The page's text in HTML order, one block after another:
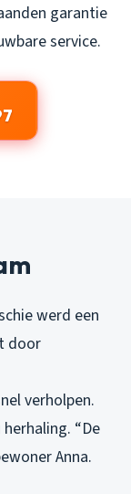
garantie
service.
werd een
door
verholpen.
“De
Anna.